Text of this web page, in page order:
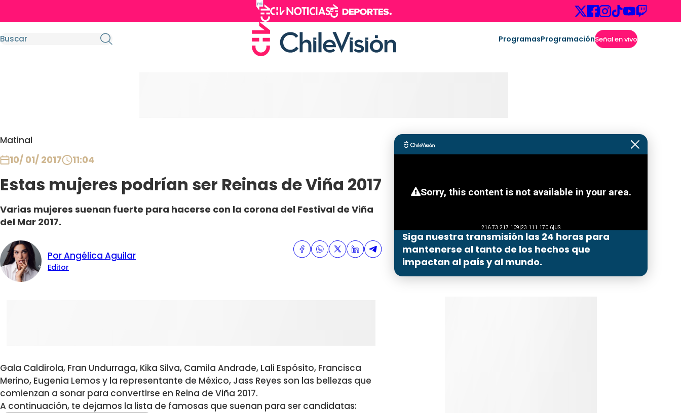
ProgramasProgramaciónSeñal en vivo
Matinal
10/ 01/ 2017 11:04
Estas mujeres podrían ser Reinas de Viña 2017
Varias mujeres suenan fuerte para hacerse con la corona del Festival de Viña
del Mar 2017.
Por Angélica Aguilar
Editor
Gala Caldirola, Fran Undurraga, Kika Silva, Camila Andrade, Lali Espósito, Francisca
Merino, Eugenia Lemos y la representante de México, Jass Reyes son las bellezas que
comienzan a sonar para convertirse en Reina de Viña 2017.
A continuación, te dejamos la lista de famosas que suenan para ser candidatas:
Siga nuestra transmisión las 24 horas para
mantenerse al tanto de los hechos que
impactan al país y al mundo.